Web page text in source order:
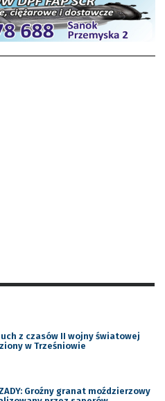
z czasów II wojny światowej
w Trześniowie
Groźny granat moździerzowy